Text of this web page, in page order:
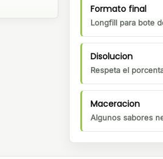
Formato final
Longfill para bote
Disolucion
Respeta el
Maceracion
Algunos sabores